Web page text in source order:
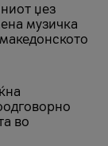
џез
музичка
во